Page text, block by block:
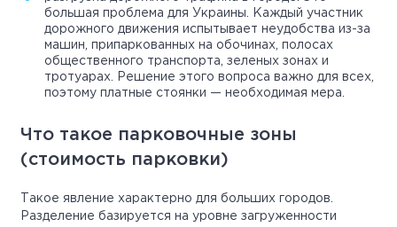
большая проблема для Украины. Каждый участник
дорожного движения испытывает неудобства из-за
машин, припаркованных на обочинах, полосах
общественного транспорта, зеленых зонах и
тротуарах. Решение этого вопроса важно для всех,
поэтому платные стоянки — необходимая мера.
Что такое парковочные зоны
(стоимость парковки)
Такое явление характерно для больших городов.
Разделение базируется на уровне загруженности